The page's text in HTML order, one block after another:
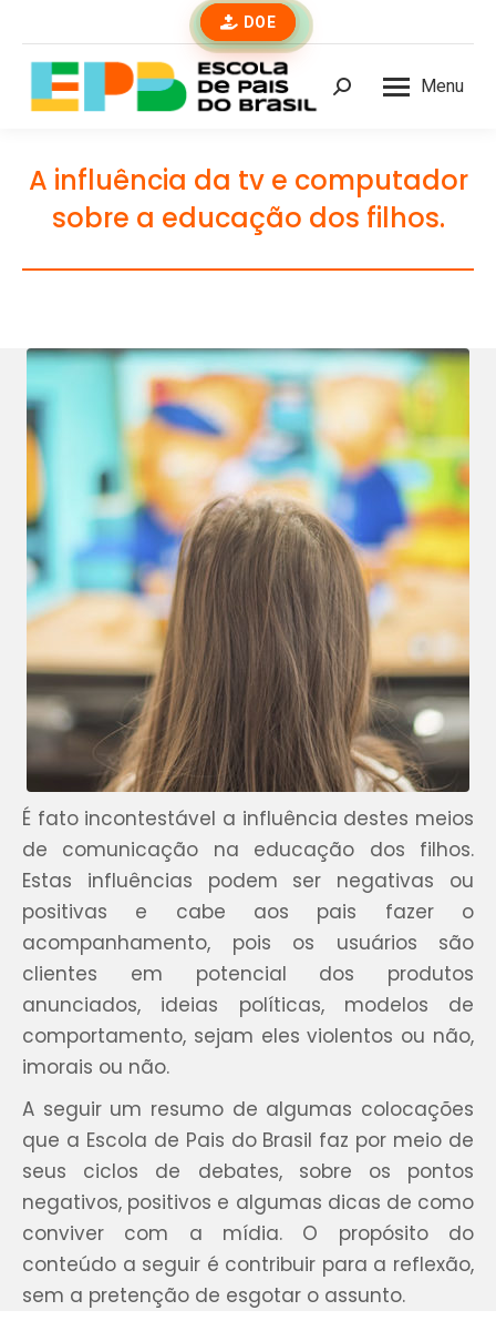
DOE
Menu
Buscar
A influência da tv e computador
sobre a educação dos filhos.
É fato incontestável a influência destes meios
de comunicação na educação dos filhos.
Estas influências podem ser negativas ou
positivas e cabe aos pais fazer o
acompanhamento, pois os usuários são
clientes em potencial dos produtos
anunciados, ideias políticas, modelos de
comportamento, sejam eles violentos ou não,
imorais ou não.
A seguir um resumo de algumas colocações
que a Escola de Pais do Brasil faz por meio de
seus ciclos de debates, sobre os pontos
negativos, positivos e algumas dicas de como
conviver com a mídia. O propósito do
conteúdo a seguir é contribuir para a reflexão,
sem a pretenção de esgotar o assunto.